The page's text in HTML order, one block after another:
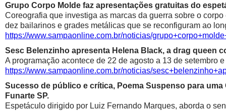
Grupo Corpo Molde faz apresentações gratuitas do
Coreografia que investiga as marcas da guerra sobre o
dez bailarinos e grades metálicas que se reconfiguram ao
https://www.sampaonline.com.br/noticias/
Sesc Belenzinho apresenta Helena Black, a drag queen
A programação acontece de 22 de agosto a 13 de setembro
https://www.sampaonline.com.br/noticias/
Sucesso de público e crítica, Poema Suspenso para
Funarte SP.
Espetáculo dirigido por Luiz Fernando Marques, aborda o